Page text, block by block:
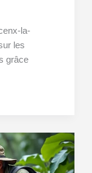
la-
les
grâce